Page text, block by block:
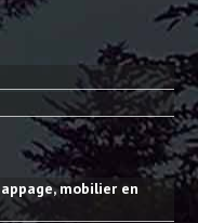
mobilier en